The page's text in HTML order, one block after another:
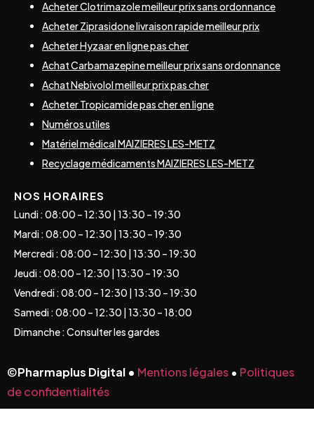
Acheter Clotrimazole meilleur prix sans ordonnance
Acheter Ziprasidone livraison rapide meilleur prix
Acheter Hyzaar en ligne pas cher
Achat Carbamazepine meilleur prix sans ordonnance
Achat Nebivolol meilleur prix pas cher
Acheter Tropicamide pas cher en ligne
Numéros utiles
Matériel médical MAIZIERES LES-METZ
Recyclage médicaments MAIZIERES LES-METZ
NOS HORAIRES
Lundi : 08:00 – 12:30 | 13:30 – 19:30
Mardi : 08:00 – 12:30 | 13:30 – 19:30
Mercredi : 08:00 – 12:30 | 13:30 – 19:30
Jeudi : 08:00 – 12:30 | 13:30 – 19:30
Vendredi : 08:00 – 12:30 | 13:30 – 19:30
Samedi : 08:00 – 12:30 | 13:30 – 18:00
Dimanche : Consulter les gardes
©Pharmaplus Digital • Mentions légales • Politiques
de confidentialités